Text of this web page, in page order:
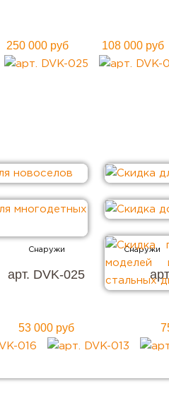
250 000 руб 108 000 руб
арт. DVK-025
53 000 руб